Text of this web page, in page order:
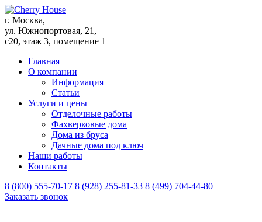
г. Москва,
ул. Южнопортовая, 21,
с20, этаж 3, помещение 1
Главная
О компании
Информация
Статьи
Услуги и цены
Отделочные работы
Фахверковые дома
Дома из бруса
Дачные дома под ключ
Наши работы
Контакты
8 (800) 555-70-17 8 (928) 255-81-33 8 (499) 704-44-80
Заказать звонок